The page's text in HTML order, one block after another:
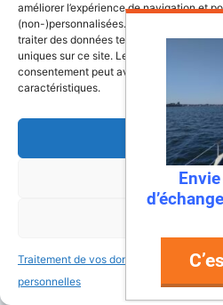
améliorer l’expérience de navigation et
(non-)personnalisées. Consentir à ces
traiter des données telles que le
uniques sur ce site. Le fait de ne pas
consentement peut avoir un effet négatif
caractéristiques.
Refuser
Voir les
Traitement de vos données
personnelles
Découvrez nos
Lexique de la mer et des
L’almanach du plaisancier
Lexique du nautisme
Quelle assurance bateau
Le guide de la location
Le guide d’achat d’un